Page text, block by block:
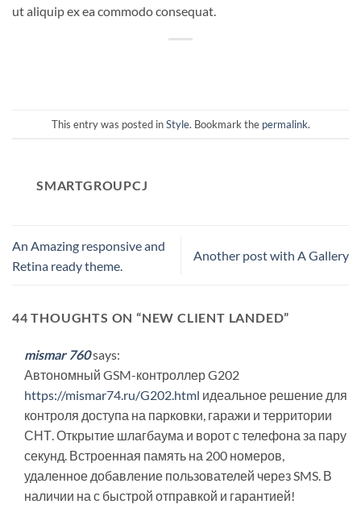
ut aliquip ex ea commodo consequat.
This entry was posted inStyle. Bookmark the permalink.
SMARTGROUPCJ
An Amazing responsive and
Retina ready theme.
Another post with A Gallery
44 THOUGHTS ON “NEW CLIENT LANDED”
mismar 760says:
Автономный GSM-контроллер G202
https://mismar74.ru/G202.html идеальное решение для
контроля доступа на парковки, гаражи и территории
СНТ. Открытие шлагбаума и ворот с телефона за пару
секунд. Встроенная память на 200 номеров,
удаленное добавление пользователей через SMS. В
наличии на с быстрой отправкой и гарантией!